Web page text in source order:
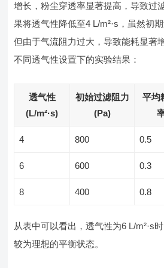
增长，粉尘穿透率显著提高，导致过
果将透气性降低至4 L/m²·s，虽然初
但由于气流阻力过大，导致能耗显著
不同透气性设置下的实验结果：
透气性
(L/m²·s)
初始过滤阻力
(Pa)
平均
4 800 0.5
6 600 0.3
8 400 0.8
从表中可以看出，透气性为6 L/m²·s
较为理想的平衡状态。